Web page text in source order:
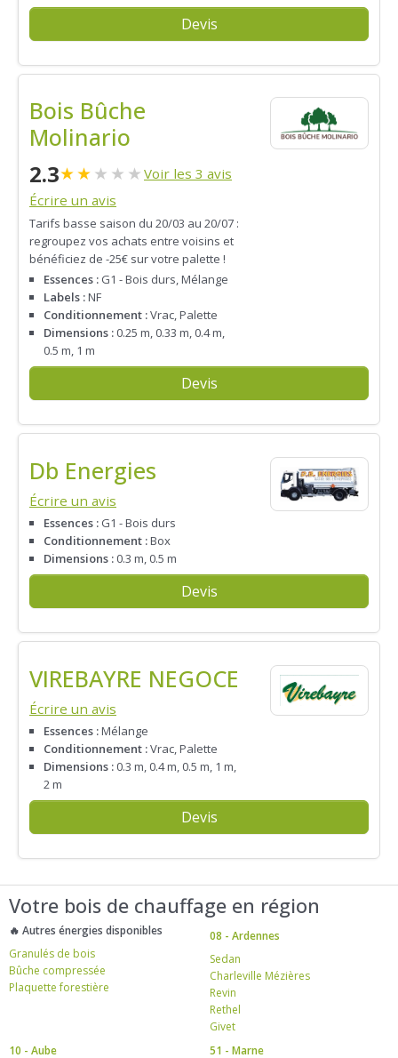
Devis
Bois Bûche
Molinario
2.3★★★ ★ ★ Voir les 3 avis
Écrire un avis
Tarifs basse saison du 20/03 au 20/07 :
regroupez vos achats entre voisins et
bénéficiez de -25€ sur votre palette !
Essences : G1 - Bois durs, Mélange
Labels :NF
Conditionnement :Vrac, Palette
Dimensions : 0.25 m, 0.33 m, 0.4 m,
0.5 m, 1 m
Devis
Db Energies
Écrire un avis
Essences : G1 - Bois durs
Conditionnement :Box
Dimensions : 0.3 m, 0.5 m
Devis
VIREBAYRE NEGOCE
Écrire un avis
Essences :Mélange
Conditionnement :Vrac, Palette
Dimensions : 0.3 m, 0.4 m, 0.5 m, 1 m,
2 m
Devis
Votre bois de chauffage en région
🔥 Autres énergies disponibles
Granulés de bois
Bûche compressée
Plaquette forestière
08 - Ardennes
Sedan
Charleville Mézières
Revin
Rethel
Givet
10 - Aube
51 - Marne